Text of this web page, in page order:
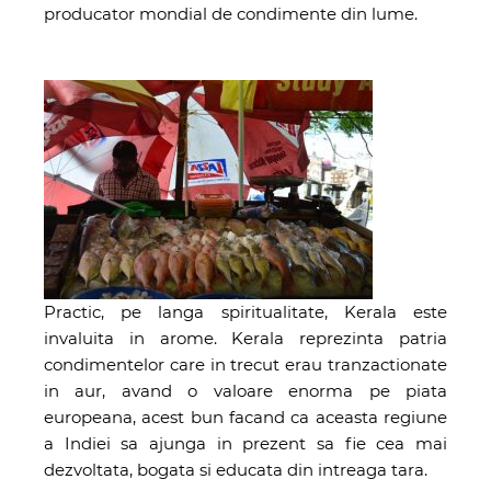
producator mondial de condimente din lume.
Practic, pe langa spiritualitate, Kerala este
invaluita in arome. Kerala reprezinta patria
condimentelor care in trecut erau tranzactionate
in aur, avand o valoare enorma pe piata
europeana, acest bun facand ca aceasta regiune
a Indiei sa ajunga in prezent sa fie cea mai
dezvoltata, bogata si educata din intreaga tara.